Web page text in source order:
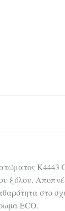
ξύλου.
στο
ECO.